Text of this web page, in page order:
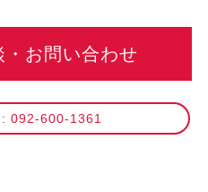
・お問い合わせ
: 092-600-1361